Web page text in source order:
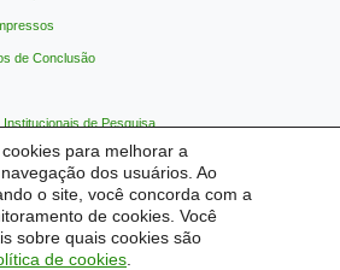
para melhorar a
dos usuários. Ao
o site, você concorda com a
de cookies. Você
sobre quais cookies são
de cookies
de Conclusão
Institucionais de Pesquisa
de Pós-Graduação